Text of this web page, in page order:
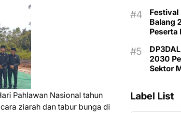
Pahlawan Nasional tahun
ziarah dan tabur bunga di
Festival
Balang
Peserta
2030
Sektor
Label List